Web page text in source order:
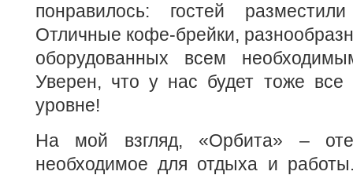
понравилось: гостей
Отличные кофе-брейки,
оборудованных всем
Уверен, что у нас будет тоже
уровне!
На мой взгляд, «Орбита» –
необходимое для отдыха и